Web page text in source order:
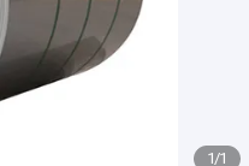
1/1